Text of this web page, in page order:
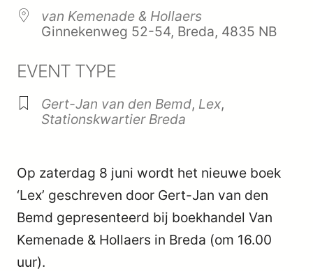
van Kemenade & Hollaers
Ginnekenweg 52-54, Breda, 4835 NB
EVENT TYPE
Gert-Jan van den Bemd, Lex,
Stationskwartier Breda
Op zaterdag 8 juni wordt het nieuwe boek
‘Lex’ geschreven door Gert-Jan van den
Bemd gepresenteerd bij boekhandel Van
Kemenade & Hollaers in Breda (om 16.00
uur).